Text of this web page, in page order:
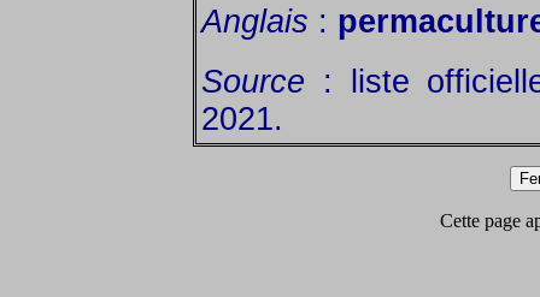
Anglais :
Source : liste
2021.
Cette page